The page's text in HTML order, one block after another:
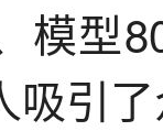
模型
吸引